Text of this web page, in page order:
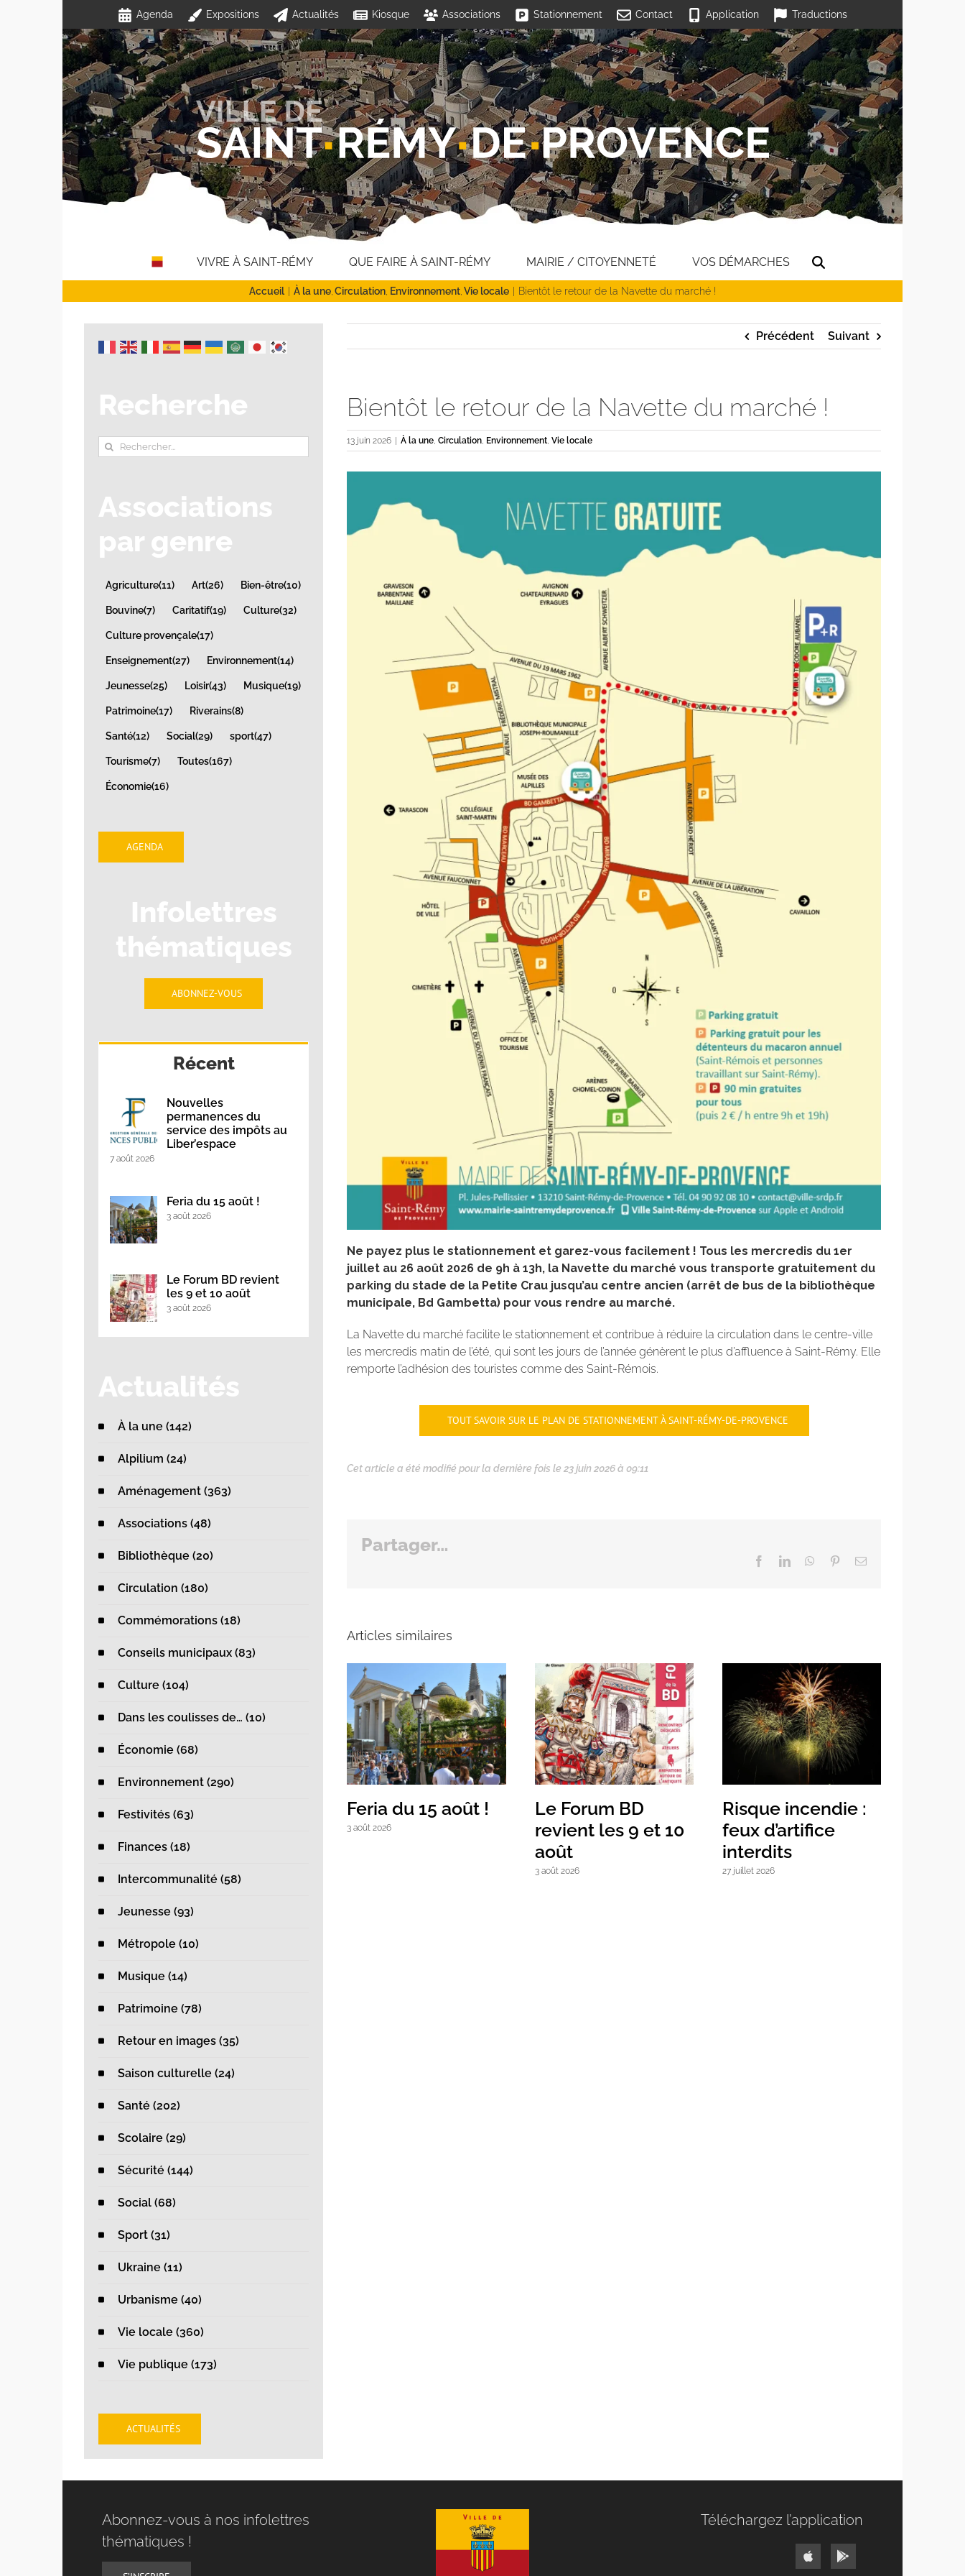
Agenda Expositions Actualités Kiosque Associations Stationnement Contact Application Traductions
VIVRE À SAINT-RÉMY QUE FAIRE À SAINT-RÉMY MAIRIE / CITOYENNETÉ VOS DÉMARCHES
Accueil À la une Circulation Environnement Vie locale Bientôt le retour de la Navette du marché !
Précédent Suivant
Bientôt le retour de la Navette du marché !
13 juin 2026 À la une,Circulation, Environnement,Vie locale
Ne payez plus le stationnement et garez-vous facilement ! Tous les mercredis du 1er
juillet au 26 août 2026 de 9h à 13h, la Navette du marché vous transporte gratuitement du
parking du stade de la Petite Crau jusqu’au centre ancien (arrêt de bus de la bibliothèque
municipale, Bd Gambetta) pour vous rendre au marché.
La Navette du marché facilite le stationnement et contribue à réduire la circulation dans le centre-ville
les mercredis matin de l’été, qui sont les jours de l’année génèrent le plus d’affluence à Saint-Rémy. Elle
remporte l’adhésion des touristes comme des Saint-Rémois.
TOUT SAVOIR SUR LE PLAN DE STATIONNEMENT À SAINT-RÉMY-DE-PROVENCE
Cet article a été modifié pour la dernière fois le 23 juin 2026 à 09:11
Partager…
FacebookLinkedInWhatsApp
PinterestEmail
Articles similaires
Risque incendie :
interdits
Feria du 15 août !
3 août 2026
Le Forum BD
revient les 9 et 10
août
3 août 2026
Risque incendie :
feux d’artifice
interdits
27 juillet 2026
Recherche
Rechercher:
Associations
par genre
Agriculture(11) Art(26) Bien-être(10)
Bouvine(7) Caritatif(19) Culture(32)
Culture provençale(17)
Enseignement(27) Environnement(14)
Jeunesse(25) Loisir(43) Musique(19)
Patrimoine(17) Riverains(8)
Santé(12) Social(29) sport(47)
Tourisme(7) Toutes(167)
Économie(16)
AGENDA
Infolettres
thématiques
ABONNEZ-VOUS
Récent
Nouvelles
permanences du
service des impôts au
Liber’espace
7 août 2026
Feria du 15 août !
3 août 2026
Le Forum BD revient
les 9 et 10 août
3 août 2026
Actualités
À la une (142)
Alpilium (24)
Aménagement (363)
Associations (48)
Bibliothèque (20)
Circulation (180)
Commémorations (18)
Conseils municipaux (83)
Culture (104)
Dans les coulisses de… (10)
Économie (68)
Environnement (290)
Festivités (63)
Finances (18)
Intercommunalité (58)
Jeunesse (93)
Métropole (10)
Musique (14)
Patrimoine (78)
Retour en images (35)
Saison culturelle (24)
Santé (202)
Scolaire (29)
Sécurité (144)
Social (68)
Sport (31)
Ukraine (11)
Urbanisme (40)
Vie locale (360)
Vie publique (173)
ACTUALITÉS
Abonnez-vous à nos infolettres
thématiques !
Téléchargez l’application